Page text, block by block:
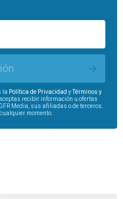
la Política de Privacidad yTérminos y
recibir información u ofertas
Media, sus afiliadas o de terceros.
momento.